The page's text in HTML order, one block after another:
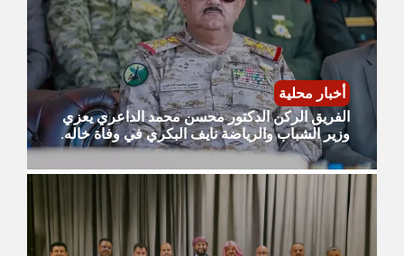
أخبار محلية
الفريق الركن الدكتور محسن محمد الداعري يعزي
وزير الشباب والرياضة نايف البكري في وفاة خاله.